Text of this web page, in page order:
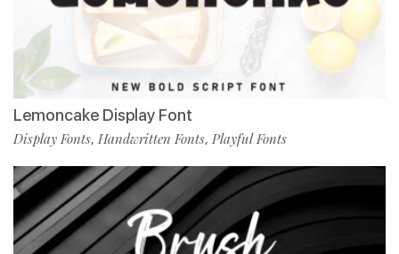
Lemoncake Display Font
Display Fonts, Handwritten Fonts, Playful Fonts